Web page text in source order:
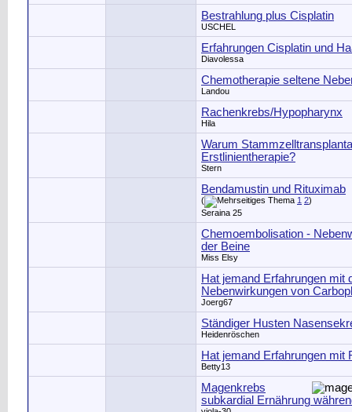
Bestrahlung plus Cisplatin
USCHEL
Erfahrungen Cisplatin und
Diavolessa
Chemotherapie seltene
Landou
Rachenkrebs/Hypopharynx
Hila
Warum
Erstlinientherapie?
Stern
Bendamustin und Rituximab
( 1 2)
Seraina 25
Chemoembolisation -
der Beine
Miss Elsy
Hat jemand Erfahrungen mit
Nebenwirkungen von
Joerg67
Ständiger Husten
Heidenröschen
Hat jemand Erfahrungen mit
Betty13
Magenkrebs
subkardial Ernährung